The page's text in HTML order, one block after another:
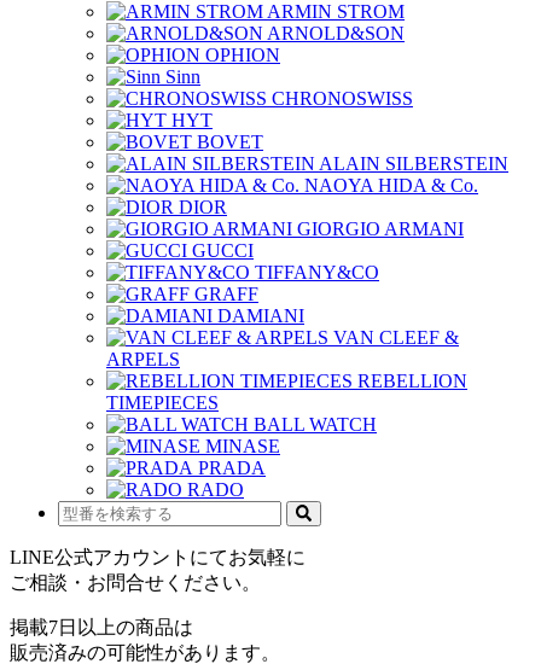
ARMIN STROM
ARNOLD&SON
OPHION
Sinn
CHRONOSWISS
HYT
BOVET
ALAIN SILBERSTEIN
NAOYA HIDA & Co.
DIOR
GIORGIO ARMANI
GUCCI
TIFFANY&CO
GRAFF
DAMIANI
VAN CLEEF &
ARPELS
REBELLION
TIMEPIECES
BALL WATCH
MINASE
PRADA
RADO
LINE公式アカウントにてお気軽に
ご相談・お問合せください。
掲載7日以上の商品は
販売済みの可能性があります。